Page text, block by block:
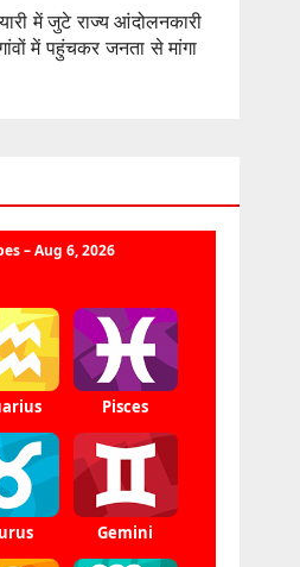
में जुटे राज्य आंदोलनकारी
में पहुंचकर जनता से मांगा